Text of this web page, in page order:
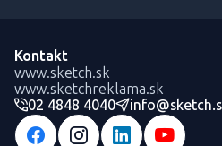
Kontakt
www.sketch.sk
www.sketchreklama.sk
02 4848 4040